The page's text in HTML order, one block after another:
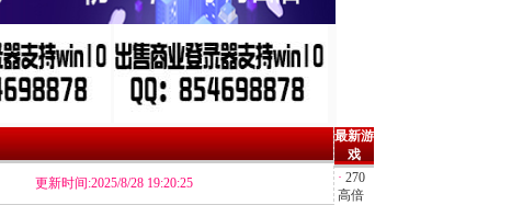
更新时间:2025/8/28 19:20:25
最新游
戏
· 270
高倍